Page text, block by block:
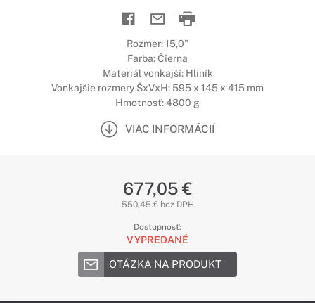
Rozmer: 15,0"
Farba: Čierna
Materiál vonkajší: Hliník
Vonkajšie rozmery ŠxVxH: 595 x 145 x 415 mm
Hmotnosť: 4800 g
VIAC INFORMÁCIÍ
677,05 €
550,45 € bez DPH
Dostupnosť:
VYPREDANÉ
OTÁZKA NA PRODUKT